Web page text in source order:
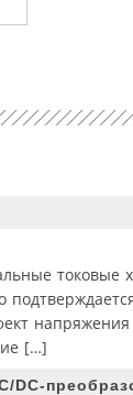
токовые
[…]